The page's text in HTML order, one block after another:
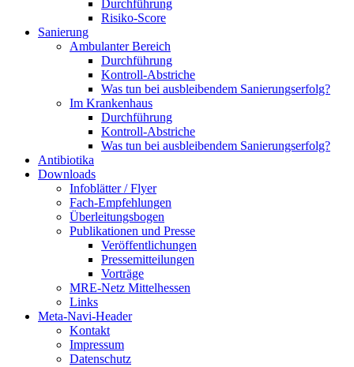
Durchführung
Risiko-Score
Sanierung
Ambulanter Bereich
Durchführung
Kontroll-Abstriche
Was tun bei ausbleibendem Sanierungserfolg?
Im Krankenhaus
Durchführung
Kontroll-Abstriche
Was tun bei ausbleibendem Sanierungserfolg?
Antibiotika
Downloads
Infoblätter / Flyer
Fach-Empfehlungen
Überleitungsbogen
Publikationen und Presse
Veröffentlichungen
Pressemitteilungen
Vorträge
MRE-Netz Mittelhessen
Links
Meta-Navi-Header
Kontakt
Impressum
Datenschutz